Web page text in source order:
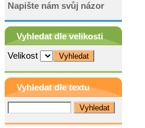
Napište nám svůj názor
Vyhledat dle velikosti
Velikost
Vyhledat dle textu